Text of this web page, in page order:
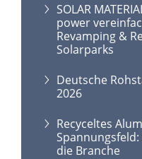
SOLAR
power
Revamping &
Solarparks
Deutsche
2026
Recyceltes
die Branche